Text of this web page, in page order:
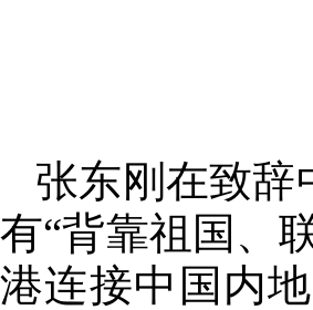
张东刚在致辞
有“背靠祖国、
港连接中国内